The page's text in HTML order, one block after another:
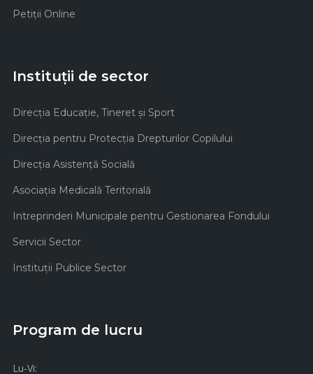
Petiții Online
Instituții de sector
Direcţia Educaţie, Tineret şi Sport
Direcţia pentru Protecţia Drepturilor Copilului
Direcţia Asistenţă Socială
Asociaţia Medicală Teritorială
Intreprinderi Municipale pentru Gestionarea Fondului
Servicii Sector
Instituţii Publice Sector
Program de lucru
Lu-Vi: